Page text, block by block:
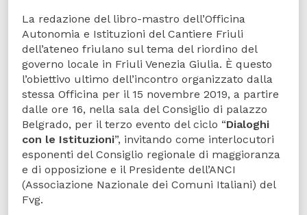
La redazione del libro-mastro dell’Officina
Autonomia e Istituzioni del Cantiere Friuli
dell’ateneo friulano sul tema del riordino del
governo locale in Friuli Venezia Giulia. È questo
l’obiettivo ultimo dell’incontro organizzato dalla
stessa Officina per il 15 novembre 2019, a partire
dalle ore 16, nella sala del Consiglio di palazzo
Belgrado, per il terzo evento del ciclo “Dialoghi
con le Istituzioni”, invitando come interlocutori
esponenti del Consiglio regionale di maggioranza
e di opposizione e il Presidente dell’ANCI
(Associazione Nazionale dei Comuni Italiani) del
Fvg.